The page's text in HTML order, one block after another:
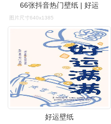
66张抖音热门壁纸 | 好运
图片尺寸640x1385
好运壁纸